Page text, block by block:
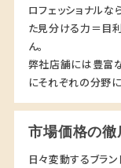
ロフェッショナル
た見分ける力＝目
ん。
弊社店舗には豊富
にそれぞれの分野に
市場価格の
日々変動するブラ